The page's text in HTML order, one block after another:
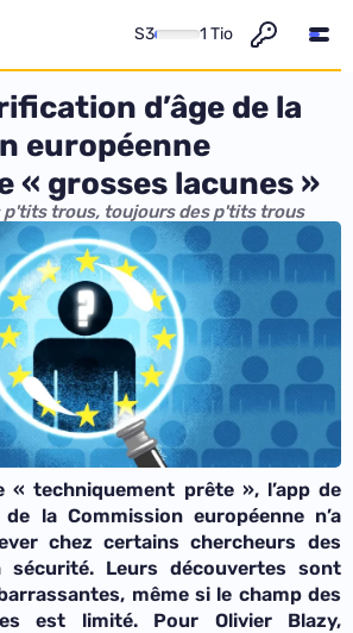
S3 1 Tio
d’âge de la
européenne
« grosses lacunes »
p'tits trous, toujours des p'tits trous
« techniquement prête », l’app de
la Commission européenne n’a
chez certains chercheurs des
Leurs découvertes sont
même si le champ des
est limité. Pour Olivier Blazy,